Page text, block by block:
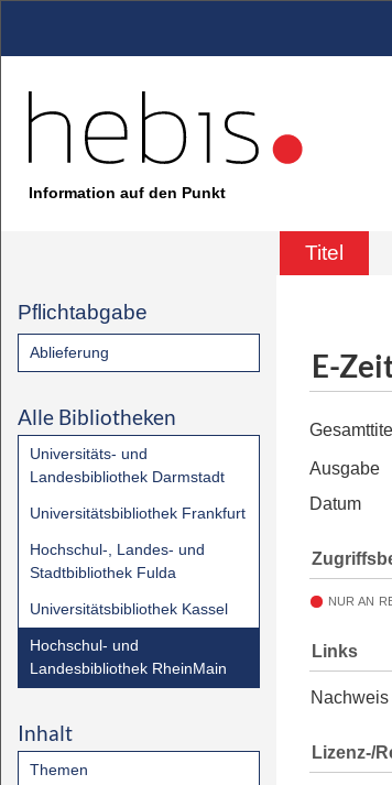
Information auf den Punkt
Titel
Pflichtabgabe
Ablieferung
Alle Bibliotheken
Universitäts- und
Landesbibliothek Darmstadt
Universitätsbibliothek Frankfurt
Hochschul-, Landes- und
Stadtbibliothek Fulda
Universitätsbibliothek Kassel
Hochschul- und
Landesbibliothek RheinMain
Inhalt
Themen
E-
Gesamttitel
Ausgabe
Datum
NUR AN
Links
Nachweis
Lizenz-/